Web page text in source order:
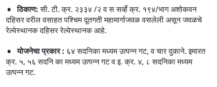
ठिकाण:सी. टी. क्र. २३३४ /२ व स सर्व्हे क्र. १९४/भाग अशोकवन
दहिसर वरील वसाहत पश्चिम दूतगती महामार्गाजवळ वसलेली असून जवळचे
रेल्वेस्थानक दहिसर रेल्वेस्थानक आहे.
योजनेचा प्रकार : ६४ सदनिका मध्यम उत्पन्न गट, व चार दुकाने. इमारत
क्र. ५, ५६ सदनि का मध्यम उत्पन्न गट व इ. क्र. ४, ८ सदनिका मध्यम
उत्पन्न गट.